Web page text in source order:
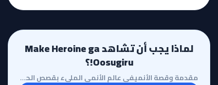
لماذا يجب أن تشاهد Make Heroine ga
Oosugiru!؟
مقدمة وقصة الأنميفي عالم الأنمي المليء بقصص الحب المثالية والانتصارات العاطفية، يأتي أنمي Make Heroi...